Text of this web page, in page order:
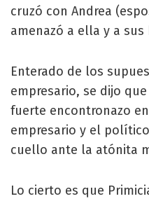
cruzó con Andrea
amenazó a ella y a sus
Enterado de los
empresario, se dijo
fuerte encontronazo
empresario y el
cuello ante la atónita
Lo cierto es que